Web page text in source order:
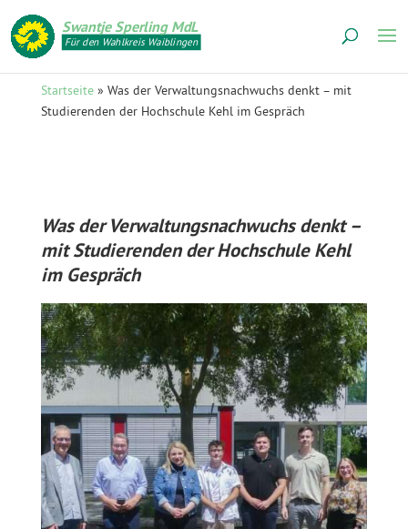
Swantje Sperling MdL
Für den Wahlkreis Waiblingen
Startseite» Was der Verwaltungsnachwuchs denkt – mit
Studierenden der Hochschule Kehl im Gespräch
Was der Verwaltungsnachwuchs denkt –
mit Studierenden der Hochschule Kehl
im Gespräch